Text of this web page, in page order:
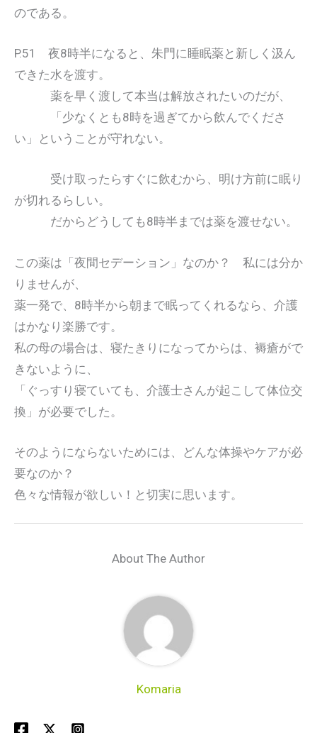
のである。
P.51 夜8時半になると、朱門に睡眠薬と新しく汲ん
できた水を渡す。
薬を早く渡して本当は解放されたいのだが、
「少なくとも8時を過ぎてから飲んでくださ
い」ということが守れない。
受け取ったらすぐに飲むから、明け方前に眠り
が切れるらしい。
だからどうしても8時半までは薬を渡せない。
この薬は「夜間セデーション」なのか？ 私には分か
りませんが、
薬一発で、8時半から朝まで眠ってくれるなら、介護
はかなり楽勝です。
私の母の場合は、寝たきりになってからは、褥瘡がで
きないように、
「ぐっすり寝ていても、介護士さんが起こして体位交
換」が必要でした。
そのようにならないためには、どんな体操やケアが必
要なのか？
色々な情報が欲しい！と切実に思います。
About The Author
Komaria